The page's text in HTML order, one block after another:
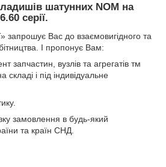
шатунних NOM на
серії.
запрошує Вас до взаємовигідного та
І пропонує Вам:
запчастин, вузлів та агрегатів тм
складі і під індивідуальне
замовлення в будь-який
та країн СНД.